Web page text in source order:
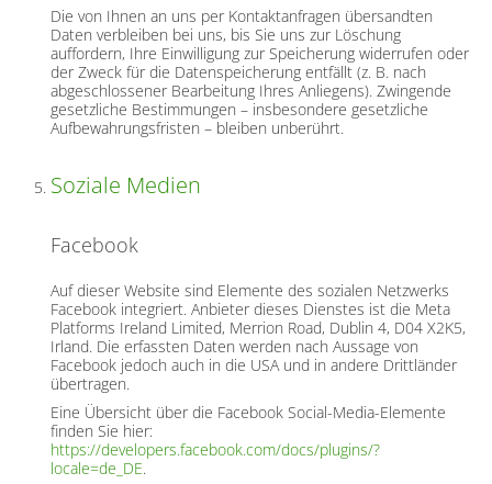
Die von Ihnen an uns per Kontaktanfragen übersandten
Daten verbleiben bei uns, bis Sie uns zur Löschung
auffordern, Ihre Einwilligung zur Speicherung widerrufen oder
der Zweck für die Datenspeicherung entfällt (z. B. nach
abgeschlossener Bearbeitung Ihres Anliegens). Zwingende
gesetzliche Bestimmungen – insbesondere gesetzliche
Aufbewahrungsfristen – bleiben unberührt.
Soziale Medien
Facebook
Auf dieser Website sind Elemente des sozialen Netzwerks
Facebook integriert. Anbieter dieses Dienstes ist die Meta
Platforms Ireland Limited, Merrion Road, Dublin 4, D04 X2K5,
Irland. Die erfassten Daten werden nach Aussage von
Facebook jedoch auch in die USA und in andere Drittländer
übertragen.
Eine Übersicht über die Facebook Social-Media-Elemente
finden Sie hier:
https://developers.facebook.com/docs/plugins/?
locale=de_DE.